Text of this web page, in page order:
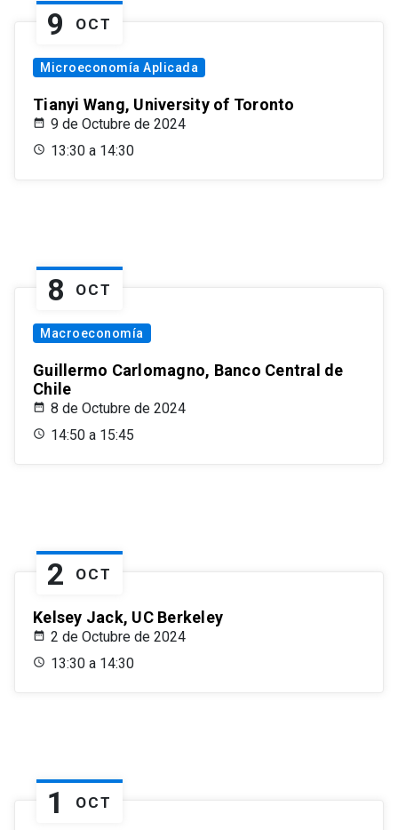
9 OCT
Microeconomía Aplicada
Tianyi Wang, University of Toronto
9 de Octubre de 2024
13:30 a 14:30
8 OCT
Macroeconomía
Guillermo Carlomagno, Banco Central de
Chile
8 de Octubre de 2024
14:50 a 15:45
2 OCT
Kelsey Jack, UC Berkeley
2 de Octubre de 2024
13:30 a 14:30
1 OCT